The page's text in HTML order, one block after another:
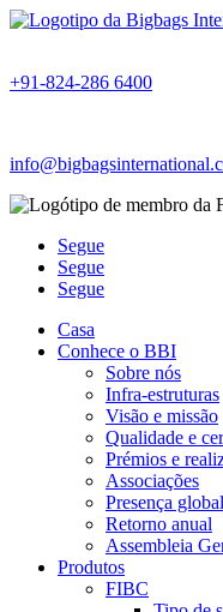
+91-824-286 6400
Segue
Segue
Segue
Casa
Conhece o BBI
Sobre nós
Infra-estruturas
Visão e missão
Qualidade e
Prémios e
Associações
Presença global
Retorno anual
Assembleia
Produtos
FIBC